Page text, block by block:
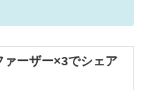
ーザー×3でシェア